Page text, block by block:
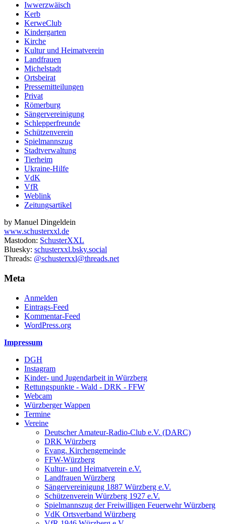
Iwwerzwäisch
Kerb
KerweClub
Kindergarten
Kirche
Kultur und Heimatverein
Landfrauen
Michelstadt
Ortsbeirat
Pressemitteilungen
Privat
Römerburg
Sängervereinigung
Schlepperfreunde
Schützenverein
Spielmannszug
Stadtverwaltung
Tierheim
Ukraine-Hilfe
VdK
VfR
Weblink
Zeitungsartikel
by Manuel Dingeldein
www.schusterxxl.de
Mastodon: SchusterXXL
Bluesky: schusterxxl.bsky.social
Threads: @schusterxxl@threads.net
Meta
Anmelden
Eintrags-Feed
Kommentar-Feed
WordPress.org
Impressum
DGH
Instagram
Kinder- und Jugendarbeit in Würzberg
Rettungspunkte - Wald - DRK - FFW
Webcam
Würzberger Wappen
Termine
Vereine
Deutscher Amateur-Radio-Club e.V. (DARC)
DRK Würzberg
Evang. Kirchengemeinde
FFW-Würzberg
Kultur- und Heimatverein e.V.
Landfrauen Würzberg
Sängervereinigung 1887 Würzberg e.V.
Schützenverein Würzberg 1927 e.V.
Spielmannszug der Freiwilligen Feuerwehr Würzberg
VdK Ortsverband Würzberg